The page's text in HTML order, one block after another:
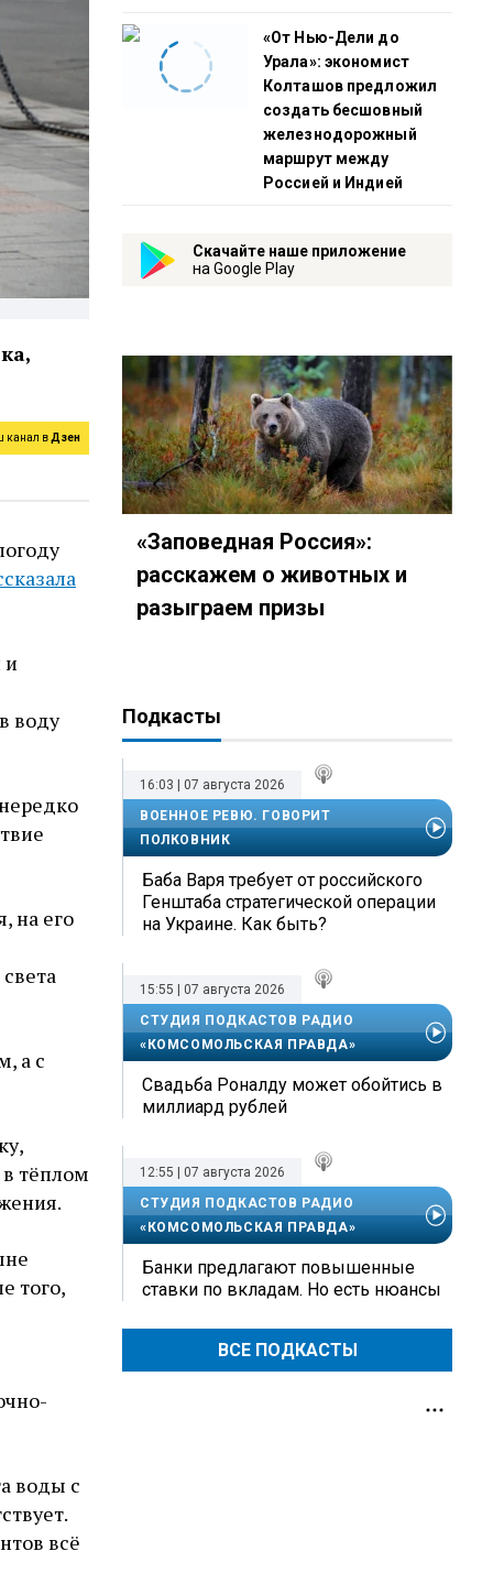
канал вДзен
и
воду
на его
а с
в тёплом
того,
воды с
всё
«От Нью-Дели до
Урала»: экономист
Колташов предложил
создать бесшовный
железнодорожный
маршрут между
Россией и Индией
Скачайте наше приложение
на Google Play
«Заповедная Россия»:
расскажем о животных и
разыграем призы
Подкасты
16:03 | 07 августа 2026
ВОЕННОЕ РЕВЮ. ГОВОРИТ
ПОЛКОВНИК
Баба Варя требует от российского
Генштаба стратегической операции
на Украине. Как быть?
15:55 | 07 августа 2026
СТУДИЯ ПОДКАСТОВ РАДИО
«КОМСОМОЛЬСКАЯ ПРАВДА»
Свадьба Роналду может обойтись в
миллиард рублей
12:55 | 07 августа 2026
СТУДИЯ ПОДКАСТОВ РАДИО
«КОМСОМОЛЬСКАЯ ПРАВДА»
Банки предлагают повышенные
ставки по вкладам. Но есть нюансы
ВСЕ ПОДКАСТЫ